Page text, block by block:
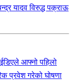
यादव विरुद्ध पक्राऊ
आफ्नो पहिलो
प्रवेश गरेको घोषणा